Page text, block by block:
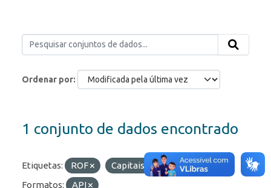
Ordenar por
1 conjunto de dados encontrado
Etiquetas: ROF
Capitais Estrangeiros
Formatos:
API